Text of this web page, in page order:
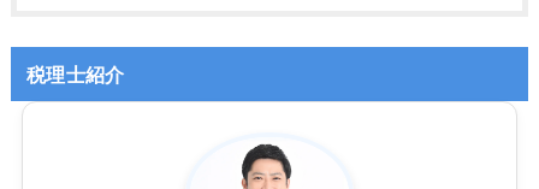
税理士紹介